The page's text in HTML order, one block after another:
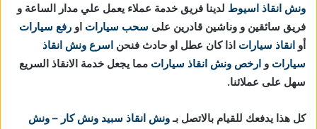
ونش انقاذ اسيوط لدينا فريق خدمة عملاء يعمل علي مدار الساعة و
فريق سائقين و وناشين قادرين على سحب سيارات او رفع سيارات
أو انقاذ سيارات اذا كان عطل او حادث فنحن اسرع ونش انقاذ
سيارات و ارخص ونش انقاذ سيارات مما يجعل خدمة الانقاذ السريع
سهل على عملائنا.
كل هذا يدفعك للقيام بالاتصل بـونش انقاذ سبيد ونش كار – ونش